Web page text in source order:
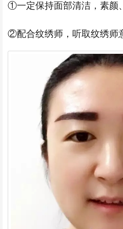
①一定保持面部清洁，素颜
②配合纹绣师，听取纹绣师